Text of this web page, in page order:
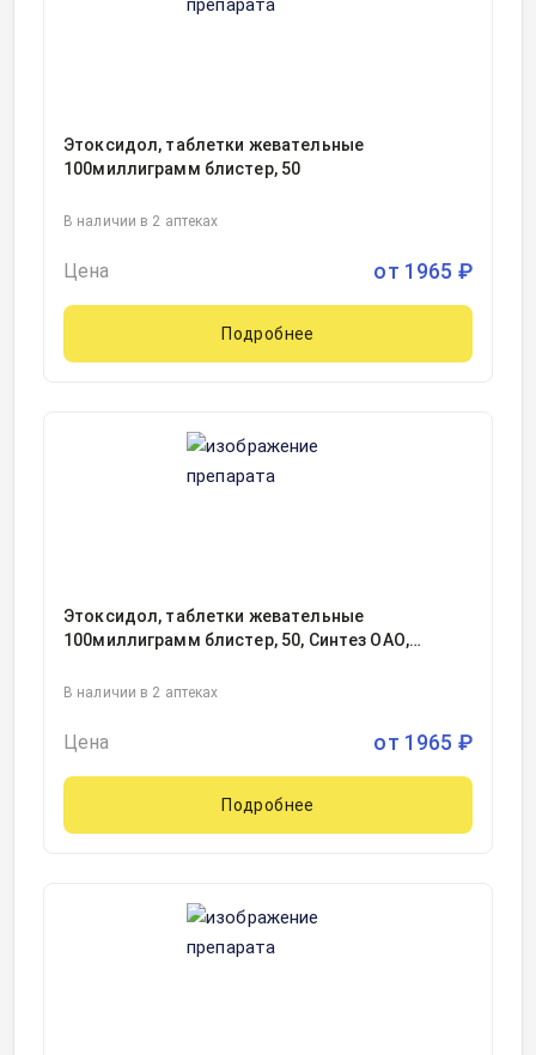
Этоксидол, таблетки жевательные
100миллиграмм блистер, 50
В наличии в 2 аптеках
Цена от 1965 ₽
Подробнее
Этоксидол, таблетки жевательные
100миллиграмм блистер, 50, Синтез ОАО,
В наличии в 2 аптеках
Цена от 1965 ₽
Подробнее